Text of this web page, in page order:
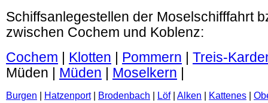
Schiffsanlegestellen der Moselschifffahrt
zwischen Cochem und Koblenz:
Cochem
Klotten Pommern
Treis-
Müden | Müden Moselkern
Burgen Hatzenport| Brodenbach Löf| Alken Kattenes